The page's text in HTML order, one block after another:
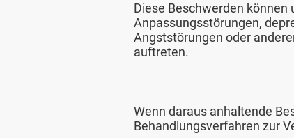
Diese Beschwerden können
Anpassungsstörungen,
Angststörungen oder
auftreten.
Wenn daraus anhaltende
Behandlungsverfahren zur